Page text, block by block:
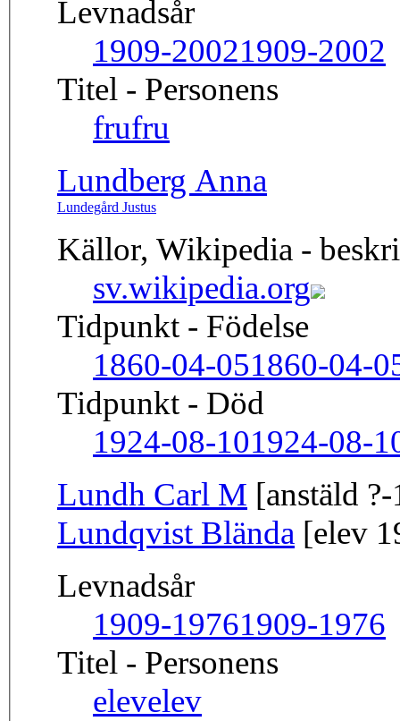
Levnadsår
1909-20021909-2002
Titel - Personens
frufru
Lundberg Anna
Lundegård Justus
Källor, Wikipedia -
sv.wikipedia.org
Tidpunkt - Födelse
1860-04-051860-04-
Tidpunkt - Död
1924-08-101924-08-
Lundh Carl M [anstäld
Lundqvist Blända [elev
Levnadsår
1909-19761909-1976
Titel - Personens
elevelev